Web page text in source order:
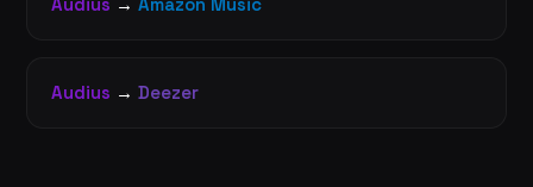
Audius → Deezer